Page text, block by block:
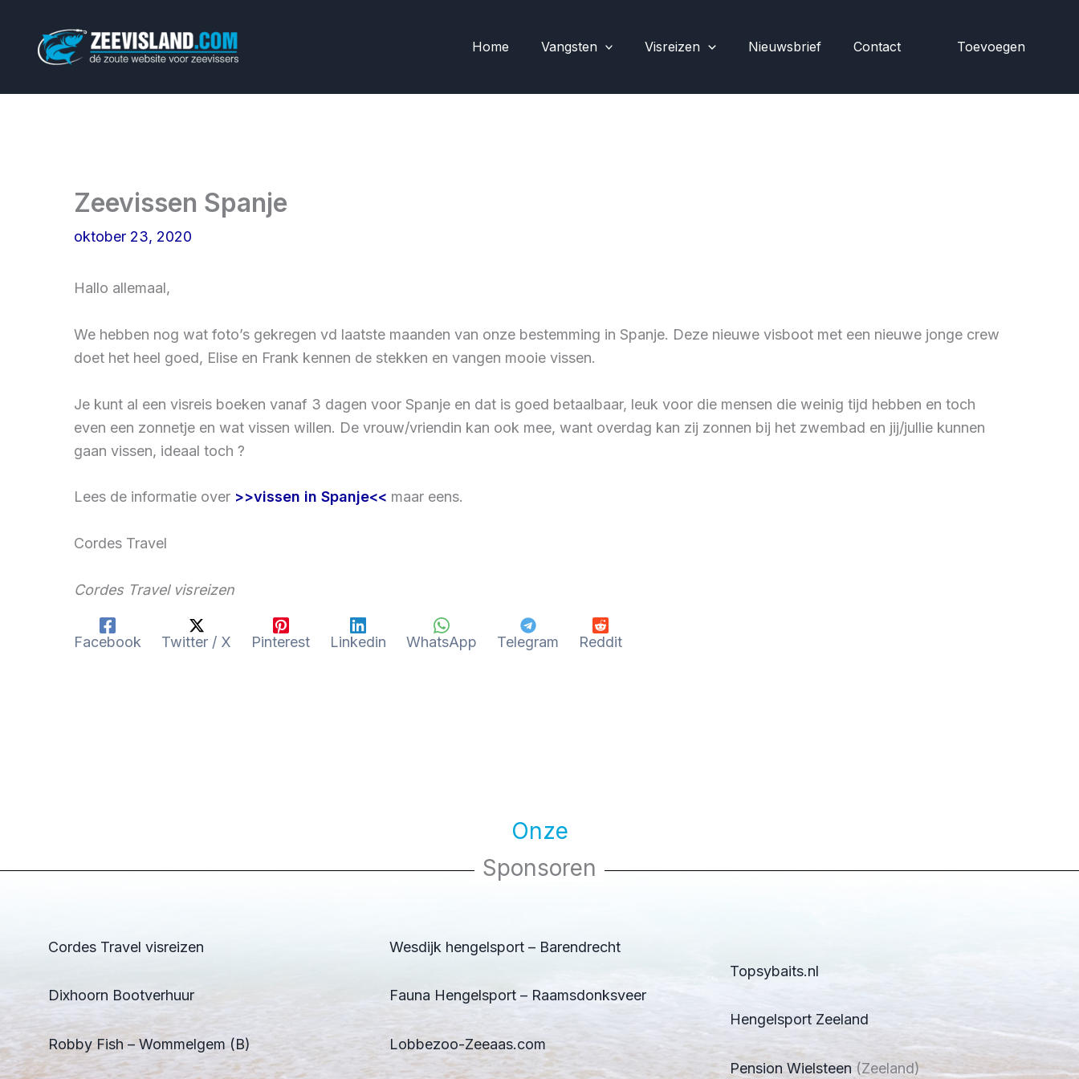
Home Vangsten Visreizen Nieuwsbrief Contact Toevoegen
Zeevissen Spanje
oktober 23, 2020
Hallo allemaal,
We hebben nog wat foto’s gekregen vd laatste maanden van onze bestemming in Spanje. Deze nieuwe visboot met een nieuwe jonge crew
doet het heel goed, Elise en Frank kennen de stekken en vangen mooie vissen.
Je kunt al een visreis boeken vanaf 3 dagen voor Spanje en dat is goed betaalbaar, leuk voor die mensen die weinig tijd hebben en toch
even een zonnetje en wat vissen willen. De vrouw/vriendin kan ook mee, want overdag kan zij zonnen bij het zwembad en jij/jullie kunnen
gaan vissen, ideaal toch ?
Lees de informatie over >>vissen in Spanje<< maar eens.
Cordes Travel
Cordes Travel visreizen
Facebook Twitter / X Pinterest Linkedin WhatsApp Telegram Reddit
Onze
Sponsoren
Cordes Travel visreizen
Dixhoorn Bootverhuur
Robby Fish – Wommelgem (B)
Wesdijk hengelsport – Barendrecht
Fauna Hengelsport – Raamsdonksveer
Lobbezoo-Zeeaas.com
Topsybaits.nl
Hengelsport Zeeland
Pension Wielsteen (Zeeland)